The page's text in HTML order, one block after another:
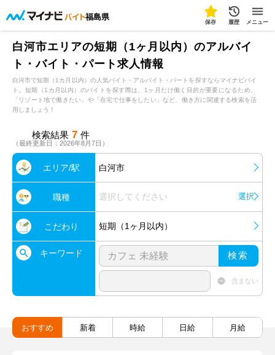
福島県
保存 履歴 メニュー
白河市エリアの短期（1ヶ月以内）のアルバイ
ト・バイト・パート求人情報
白河市で短期（1カ月以内）の人気バイト・アルバイト・パートを探すならマイナビバイ
ト。短期（1カ月以内）のバイトを探す際は、1ヶ月だけ働く目的が重要になるため、
「リゾート地で働きたい」や「在宅で仕事をしたい」など、働き方に関連する検索を活
用しましょう！
検索結果 7 件
（最終更新日：2026年8月7日）
エリア/駅 白河市
職種 選択してください 選択
こだわり 短期（1ヶ月以内）
キーワード 検索
含まない
おすすめ 新着 時給 日給 月給